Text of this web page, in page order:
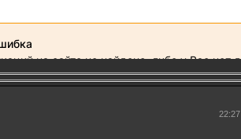
22:27